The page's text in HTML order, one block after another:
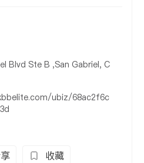
Blvd Ste B ,San Gabriel, C
ubiz/68ac2f6c
收藏